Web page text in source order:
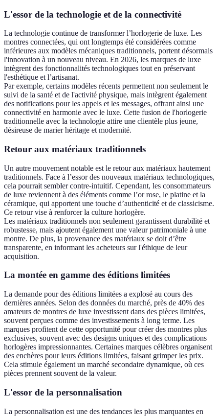
L'essor de la technologie et de la connectivité
La technologie continue de transformer l’horlogerie de luxe. Les
montres connectées, qui ont longtemps été considérées comme
inférieures aux modèles mécaniques traditionnels, portent désormais
l'innovation à un nouveau niveau. En 2026, les marques de luxe
intègrent des fonctionnalités technologiques tout en préservant
l'esthétique et l’artisanat.
Par exemple, certains modèles récents permettent non seulement le
suivi de la santé et de l'activité physique, mais intègrent également
des notifications pour les appels et les messages, offrant ainsi une
connectivité en harmonie avec le luxe. Cette fusion de l'horlogerie
traditionnelle avec la technologie attire une clientèle plus jeune,
désireuse de marier héritage et modernité.
Retour aux matériaux traditionnels
Un autre mouvement notable est le retour aux matériaux hautement
traditionnels. Face à l’essor des nouveaux matériaux technologiques,
cela pourrait sembler contre-intuitif. Cependant, les consommateurs
de luxe reviennent à des éléments comme l’or rose, le platine et la
céramique, qui apportent une touche d’authenticité et de classicisme.
Ce retour vise à renforcer la culture horlogère.
Les matériaux traditionnels non seulement garantissent durabilité et
robustesse, mais ajoutent également une valeur patrimoniale à une
montre. De plus, la provenance des matériaux se doit d’être
transparente, en informant les acheteurs sur l'éthique de leur
acquisition.
La montée en gamme des éditions limitées
La demande pour des éditions limitées a explosé au cours des
dernières années. Selon des données du marché, près de 40% des
amateurs de montres de luxe investissent dans des pièces limitées,
souvent perçues comme des investissements à long terme. Les
marques profitent de cette opportunité pour créer des montres plus
exclusives, souvent avec des designs uniques et des complications
horlogères impressionnantes. Certaines marques célèbres organisent
des enchères pour leurs éditions limitées, faisant grimper les prix.
Cela stimule également un marché secondaire dynamique, où ces
pièces prennent souvent de la valeur.
L'essor de la personnalisation
La personnalisation est une des tendances les plus marquantes en